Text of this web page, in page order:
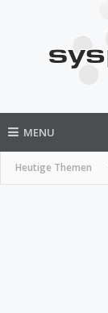
MENU
Heutige Themen